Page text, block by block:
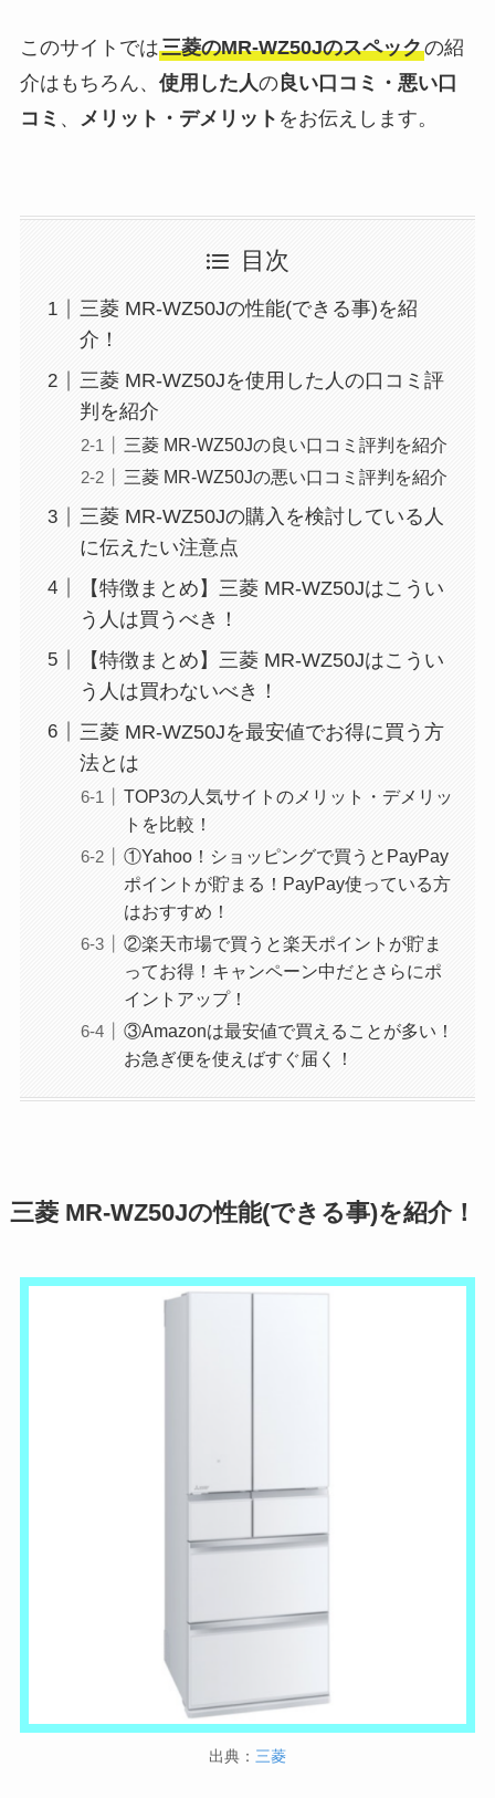
このサイトでは三菱のMR-WZ50Jのスペックの紹
介はもちろん、 使用した人の良い口コミ・悪い口
コミ 、 メリット・デメリット をお伝えします。
目次
三菱 MR-WZ50Jの性能(できる事)を紹
介！
三菱 MR-WZ50Jを使用した人の口コミ評
判を紹介
三菱 MR-WZ50Jの良い口コミ評判を紹介
三菱 MR-WZ50Jの悪い口コミ評判を紹介
三菱 MR-WZ50Jの購入を検討している人
に伝えたい注意点
【特徴まとめ】三菱 MR-WZ50Jはこうい
う人は買うべき！
【特徴まとめ】三菱 MR-WZ50Jはこうい
う人は買わないべき！
三菱 MR-WZ50Jを最安値でお得に買う方
法とは
TOP3の人気サイトのメリット・デメリッ
トを比較！
①Yahoo！ショッピングで買うとPayPay
ポイントが貯まる！PayPay使っている方
はおすすめ！
②楽天市場で買うと楽天ポイントが貯ま
ってお得！キャンペーン中だとさらにポ
イントアップ！
③Amazonは最安値で買えることが多い！
お急ぎ便を使えばすぐ届く！
三菱 MR-WZ50Jの性能(できる事)を紹介！
出典： 三菱